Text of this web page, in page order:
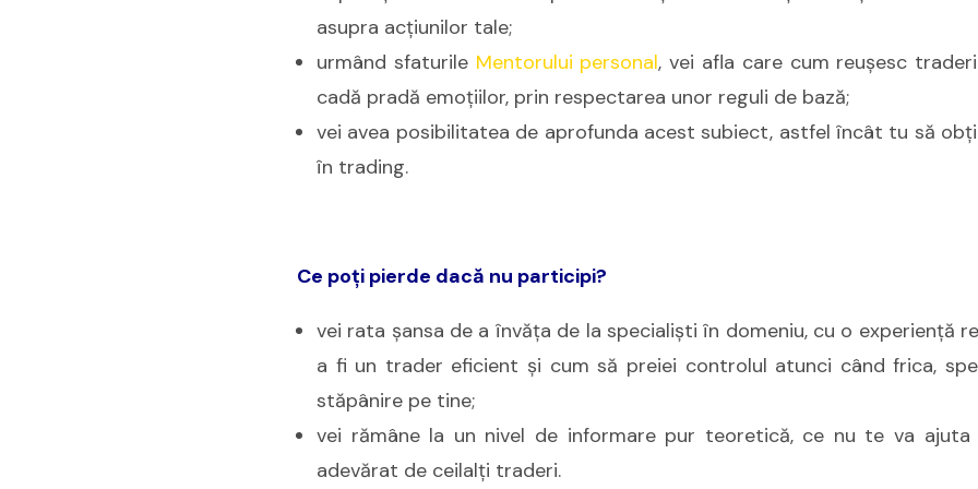
asupra acţiunilor tale;
urmând sfaturile Mentorului personal, vei afla care cum reuşesc
cadă pradă emoţiilor, prin respectarea unor reguli de bază;
vei avea posibilitatea de aprofunda acest subiect, astfel încât tu să
în trading.
Ce poţi pierde dacă nu participi?
vei rata şansa de a învăţa de la specialişti în domeniu, cu o experienţă
a fi un trader eficient şi cum să preiei controlul atunci când frica,
stăpânire pe tine;
vei rămâne la un nivel de informare pur teoretică, ce nu te va
adevărat de ceilalţi traderi.